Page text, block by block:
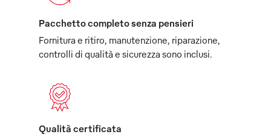
Pacchetto completo senza pensieri
Fornitura e ritiro, manutenzione, riparazione,
controlli di qualità e sicurezza sono inclusi.
Qualità certificata